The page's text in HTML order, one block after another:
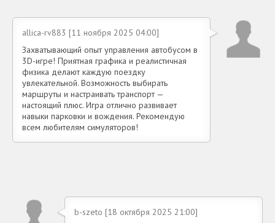
allica-rv883 [11 ноября 2025 04:00]
Захватывающий опыт управления автобусом в
3D-игре! Приятная графика и реалистичная
физика делают каждую поездку
увлекательной. Возможность выбирать
маршруты и настраивать транспорт —
настоящий плюс. Игра отлично развивает
навыки парковки и вождения. Рекомендую
всем любителям симуляторов!
b-szeto [18 октября 2025 21:00]